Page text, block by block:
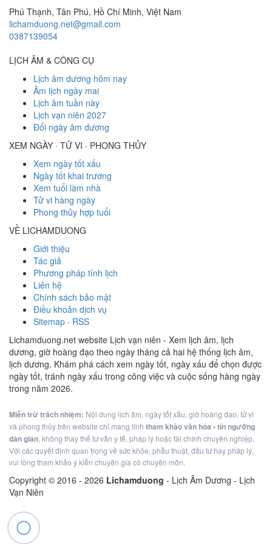
Phú Thạnh, Tân Phú, Hồ Chí Minh, Việt Nam
lichamduong.net@gmail.com
0387139054
LỊCH ÂM & CÔNG CỤ
Lịch âm dương hôm nay
Âm lịch ngày mai
Lịch âm tuần này
Lịch vạn niên 2027
Đổi ngày âm dương
XEM NGÀY · TỬ VI · PHONG THỦY
Xem ngày tốt xấu
Ngày tốt khai trương
Xem tuổi làm nhà
Tử vi hàng ngày
Phong thủy hợp tuổi
VỀ LICHAMDUONG
Giới thiệu
Tác giả
Phương pháp tính lịch
Liên hệ
Chính sách bảo mật
Điều khoản dịch vụ
Sitemap · RSS
Lichamduong.net website Lịch vạn niên - Xem lịch âm, lịch
dương, giờ hoàng đạo theo ngày tháng cả hai hệ thống lịch âm,
lịch dương. Khám phá cách xem ngày tốt, ngày xấu để chọn được
ngày tốt, tránh ngày xấu trong công việc và cuộc sống hàng ngày
trong năm 2026.
Miễn trừ trách nhiệm: Nội dung lịch âm, ngày tốt xấu, giờ hoàng đạo, tử vi
và phong thủy trên website chỉ mang tính tham khảo văn hóa - tín ngưỡng
dân gian, không thay thế tư vấn y tế, pháp lý hoặc tài chính chuyên nghiệp.
Với các quyết định quan trọng về sức khỏe, phẫu thuật, đầu tư hay pháp lý,
vui lòng tham khảo ý kiến chuyên gia có chuyên môn.
Copyright © 2016 - 2026 Lichamduong - Lịch Âm Dương - Lịch
Vạn Niên